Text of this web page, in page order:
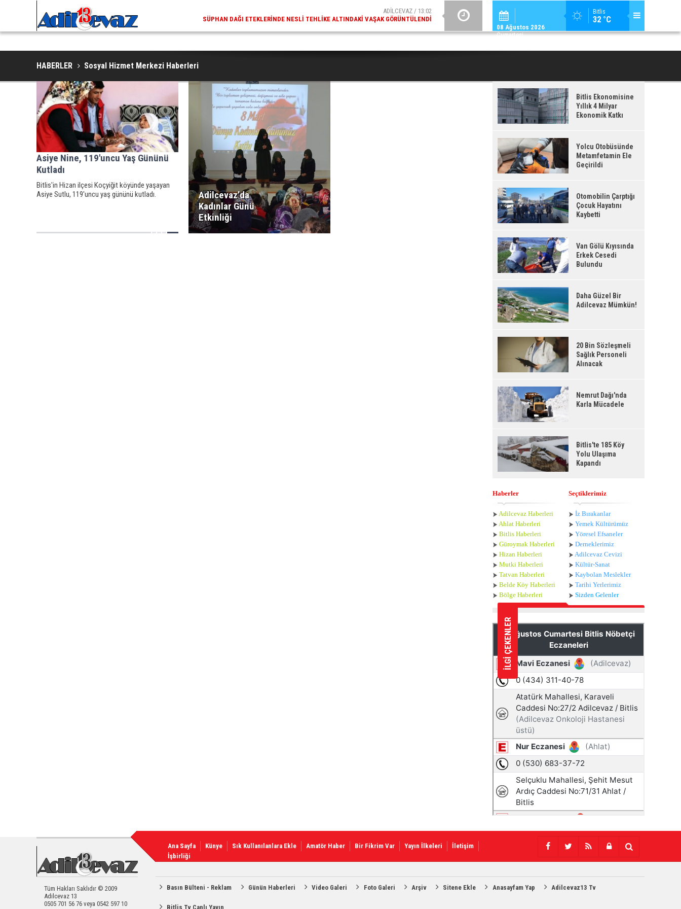
Bitlis
32 °C
08 Ağustos 2026
Cumartesi
ADİLCEVAZ / 13:02
SÜPHAN DAĞI ETEKLERINDE NESLI TEHLIKE ALTINDAKI VAŞAK GÖRÜNTÜLENDI
ADİLCEVAZ /
ADILCEVAZ ESKI KAYMAKAMLARINDAN MUSTAFA ÇIFTÇI İÇIŞLERI BAKANI
HABERLER Sosyal Hizmet Merkezi Haberleri
Asiye Nine, 119'uncu Yaş Gününü
Kutladı
Bitlis'in Hizan ilçesi Koçyiğit köyünde yaşayan
Asiye Sutlu, 119'uncu yaş gününü kutladı.
Adilcevaz’da
Kadınlar Günü
Etkinliği
Bitlis Ekonomisine
Yıllık 4 Milyar
Ekonomik Katkı
Yolcu Otobüsünde
Metamfetamin Ele
Geçirildi
Otomobilin Çarptığı
Çocuk Hayatını
Kaybetti
Van Gölü Kıyısında
Erkek Cesedi
Bulundu
Daha Güzel Bir
Adilcevaz Mümkün!
20 Bin Sözleşmeli
Sağlık Personeli
Alınacak
Nemrut Dağı'nda
Karla Mücadele
Bitlis'te 185 Köy
Yolu Ulaşıma
Kapandı
Haberler
Adilcevaz Haberleri
Ahlat Haberleri
Bitlis Haberleri
Güroymak Haberleri
Hizan Haberleri
Mutki Haberleri
Tatvan Haberleri
Belde Köy Haberleri
Bölge Haberleri
Seçtiklerimiz
İz Bırakanlar
Yemek Kültürümüz
Yöresel Efsaneler
Derneklerimiz
Adilcevaz Cevizi
Kültür-Sanat
Kaybolan Meslekler
Tarihi Yerlerimiz
Sizden Gelenler
İLGİ ÇEKENLER
Ana Sayfa Künye Sık Kullanılanlara Ekle Amatör Haber Bir Fikrim Var Yayın İlkeleri
İletişim
İşbirliği
Tüm Hakları Saklıdır © 2009
Adilcevaz 13
0505 701 56 76 veya 0542 597 10
Basın Bülteni - Reklam Günün Haberleri Video Galeri Foto Galeri Arşiv Sitene Ekle Anasayfam Yap Adilcevaz13 Tv
Bitlis Tv Canlı Yayın